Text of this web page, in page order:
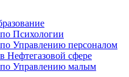
Психологии
Управлению персоналом
Нефтегазовой сфере
Управлению малым